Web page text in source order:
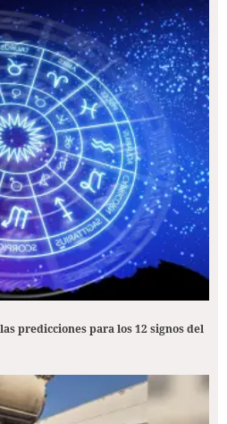
predicciones para los 12 signos del